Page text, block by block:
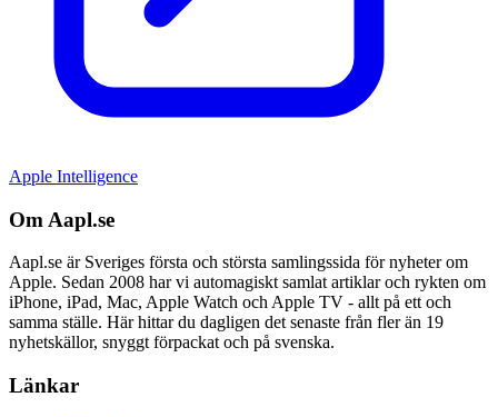
Apple Intelligence
Om Aapl.se
Aapl.se är Sveriges första och största samlingssida för nyheter om
Apple. Sedan 2008 har vi automagiskt samlat artiklar och rykten om
iPhone, iPad, Mac, Apple Watch och Apple TV - allt på ett och
samma ställe. Här hittar du dagligen det senaste från fler än 19
nyhetskällor, snyggt förpackat och på svenska.
Länkar